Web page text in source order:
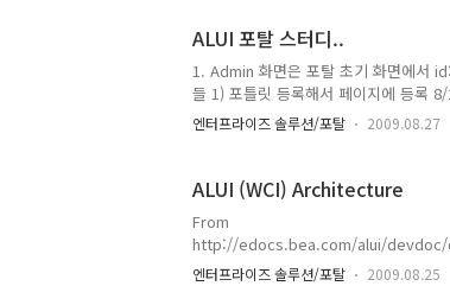
ALUI 포탈 스터디..
1. Admin 화면은 포탈 초기 화면에서
들 1) 포틀릿 등록해서 페이지에 등록
(8/28완료) 4) 커뮤니티 페이지 생성 /
료) 6) ADF 포틀릿 개발 Ensemble 연동
엔터프라이즈 솔루션/포탈 2009.08.27
ALUI (WCI) Architecture
From
http://edocs.bea.com/alui/
hitecture/
엔터프라이즈 솔루션/포탈 2009.08.25